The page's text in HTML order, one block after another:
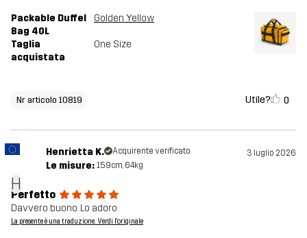
Packable Duffel
Bag 40L
Golden Yellow
Taglia
acquistata
One Size
Nr articolo 10819 Utile? 0
H
Henrietta K. Acquirente verificato 3 luglio 2026
Le misure: 159cm, 64kg
Perfetto
Davvero buono. Lo adoro
La presente è una traduzione. Verdi l'originale